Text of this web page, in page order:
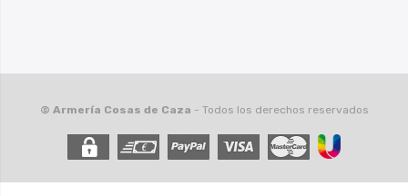
© Armería Cosas de Caza - Todos los derechos reservados